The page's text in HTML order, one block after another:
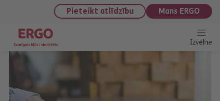
saturu
Pieteikt atlīdzību Mans ERGO
Izvēlne